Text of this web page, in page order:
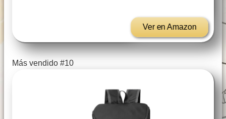
Ver en Amazon
Más vendido #10